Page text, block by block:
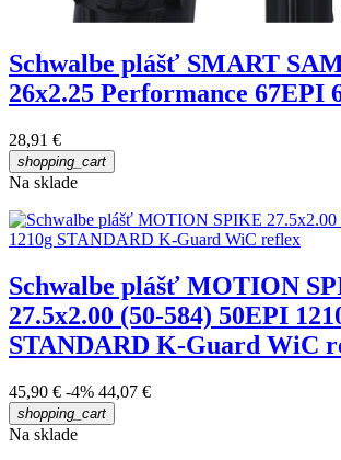
Schwalbe plášť SMART
26x2.25 Performance 67EPI
28,91 €
shopping_cart
Na sklade
Schwalbe plášť MOTION
27.5x2.00 (50-584) 50EPI
STANDARD K-Guard WiC
45,90 € -4% 44,07 €
shopping_cart
Na sklade